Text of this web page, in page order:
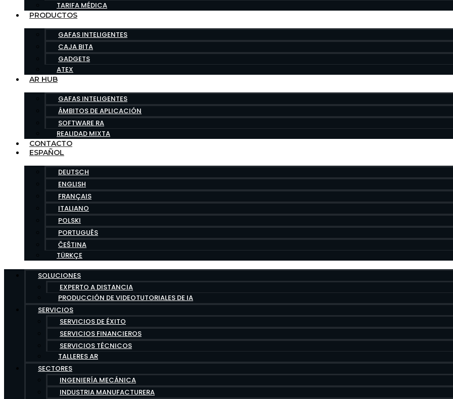
TARIFA MÉDICA
PRODUCTOS
GAFAS INTELIGENTES
CAJA BITA
GADGETS
ATEX
AR HUB
GAFAS INTELIGENTES
ÁMBITOS DE APLICACIÓN
SOFTWARE RA
REALIDAD MIXTA
CONTACTO
ESPAÑOL
DEUTSCH
ENGLISH
FRANÇAIS
ITALIANO
POLSKI
PORTUGUÊS
ČEŠTINA
TÜRKÇE
SOLUCIONES
EXPERTO A DISTANCIA
PRODUCCIÓN DE VIDEOTUTORIALES DE IA
SERVICIOS
SERVICIOS DE ÉXITO
SERVICIOS FINANCIEROS
SERVICIOS TÉCNICOS
TALLERES AR
SECTORES
INGENIERÍA MECÁNICA
INDUSTRIA MANUFACTURERA